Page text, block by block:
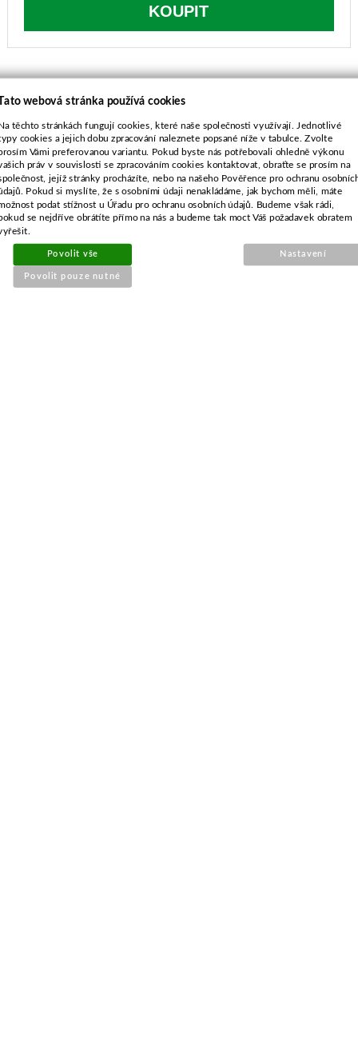
KOUPIT
POPIS ZBOŽÍ
pro sněhové frézy MTD
SOUVISEJÍCÍ PRODUKTY
webová stránka používá cookies
těchto stránkách fungují cookies, které naše společnosti využívají. Jednotlivé
cookies a jejich dobu zpracování naleznete popsané níže v tabulce. Zvolte
Vámi preferovanou variantu. Pokud byste nás potřebovali ohledně výkonu
práv v souvislosti se zpracováním cookies kontaktovat, obraťte se prosím na
jejíž stránky procházíte, nebo na našeho Pověřence pro ochranu
Pokud si myslíte, že s osobními údaji nenakládáme, jak bychom měli, máte
podat stížnost u Úřadu pro ochranu osobních údajů. Budeme však rádi,
se nejdříve obrátíte přímo na nás a budeme tak moct Váš požadavek obratem
Povolit vše
Povolit pouze nutné
Nastavení